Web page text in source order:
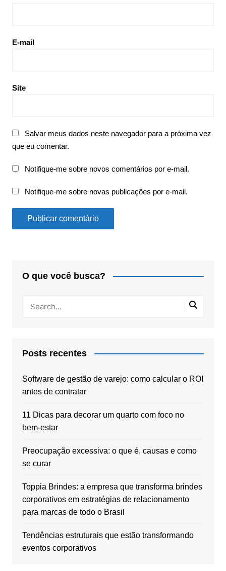
E-mail
Site
Salvar meus dados neste navegador para a próxima vez
que eu comentar.
Notifique-me sobre novos comentários por e-mail.
Notifique-me sobre novas publicações por e-mail.
O que você busca?
Posts recentes
Software de gestão de varejo: como calcular o ROI
antes de contratar
11 Dicas para decorar um quarto com foco no
bem-estar
Preocupação excessiva: o que é, causas e como
se curar
Toppia Brindes: a empresa que transforma brindes
corporativos em estratégias de relacionamento
para marcas de todo o Brasil
Tendências estruturais que estão transformando
eventos corporativos